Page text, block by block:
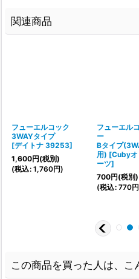
関連商品
フューエルコック
3WAYタイプ
[デイトナ 39253]
1,600円(税別)
(税込: 1,760円)
フューエル
ー
Bタイプ
用) [Cubyオ
ーツ]
700円(税別)
(税込: 770円
この商品を買った人は、